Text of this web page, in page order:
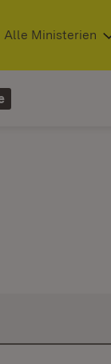
in neuem Fenster)
Alle Ministerien